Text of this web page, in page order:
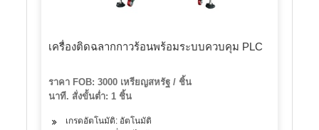
เครื่องติดฉลากกาวร้อนพร้อมระบบควบคุม PLC
ราคา FOB: 3000 เหรียญสหรัฐ / ชิ้น
นาที. สั่งขั้นต่ำ: 1 ชิ้น
เกรดอัตโนมัติ: อัตโนมัติ